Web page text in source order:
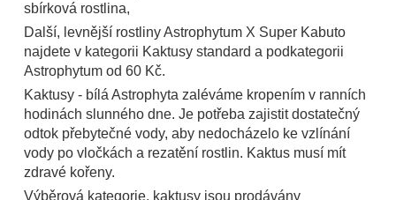
sbírková rostlina,
Další, levnější rostliny Astrophytum X Super Kabuto
najdete v kategorii Kaktusy standard a podkategorii
Astrophytum od 60 Kč.
Kaktusy - bílá Astrophyta zaléváme kropením v ranních
hodinách slunného dne. Je potřeba zajistit dostatečný
odtok přebytečné vody, aby nedocházelo ke vzlínání
vody po vločkách a rezatění rostlin. Kaktus musí mít
zdravé kořeny.
Výběrová kategorie, kaktusy jsou prodávány